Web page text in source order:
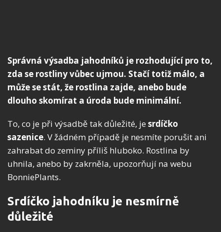
Správná výsadba jahodníků je rozhodující pro to,
zda se rostliny vůbec ujmou. Stačí totiž málo, a
může se stát, že rostlina zajde, anebo bude
dlouho skomírat a úroda bude minimální.
To, co je při výsadbě tak důležité, je srdíčko
sazenice. V žádném případě je nesmíte porušit ani
zahrabat do zeminy příliš hluboko. Rostlina by
uhnila, anebo by zakrněla, upozorňují na webu
BonniePlants.
Srdíčko jahodníku je nesmírně
důležité